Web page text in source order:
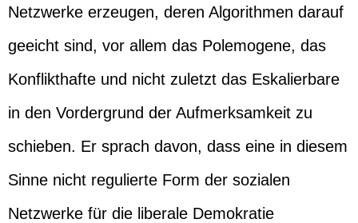
Netzwerke erzeugen, deren Algorithmen darauf
geeicht sind, vor allem das Polemogene, das
Konflikthafte und nicht zuletzt das Eskalierbare
in den Vordergrund der Aufmerksamkeit zu
schieben. Er sprach davon, dass eine in diesem
Sinne nicht regulierte Form der sozialen
Netzwerke für die liberale Demokratie